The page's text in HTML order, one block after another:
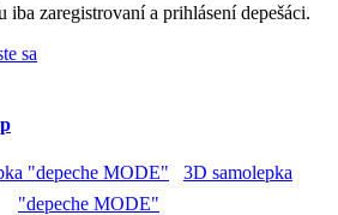
iba zaregistrovaní a prihlásení depešáci.
sa
3D samolepka
"depeche MODE"